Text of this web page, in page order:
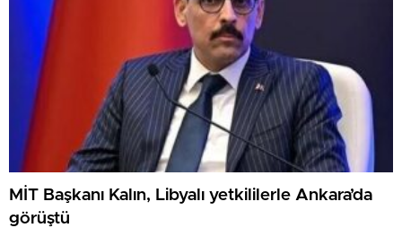
MİT Başkanı Kalın, Libyalı yetkililerle Ankara’da
görüştü